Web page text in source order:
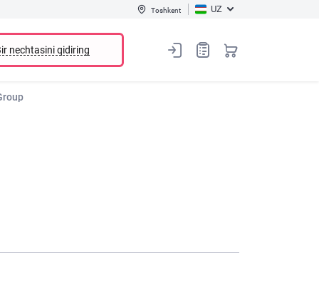
Toshkent UZ
nechtasini qidiring